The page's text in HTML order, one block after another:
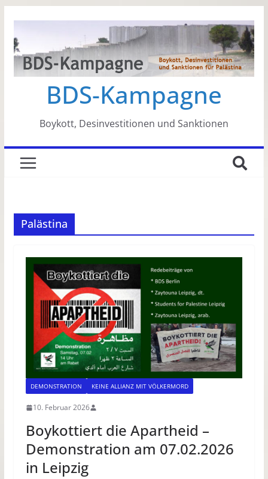
springen
BDS-Kampagne
Boykott, Desinvestitionen und Sanktionen
Palästina
DEMONSTRATION KEINE ALLIANZ MIT VÖLKERMORD
10. Februar 2026
Boykottiert die Apartheid –
Demonstration am 07.02.2026
in Leipzig